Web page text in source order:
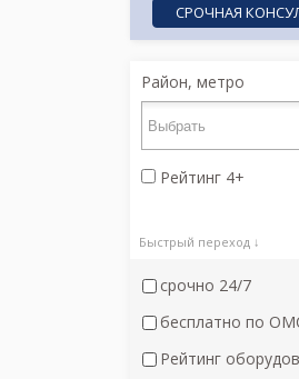
СРОЧНАЯ
Район, метро
Рейтинг 4+
Быстрый переход ↓
срочно 24/7
бесплатно по
Рейтинг